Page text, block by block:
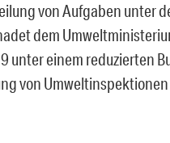
von Aufgaben unter
dem
unter einem reduzierten
von